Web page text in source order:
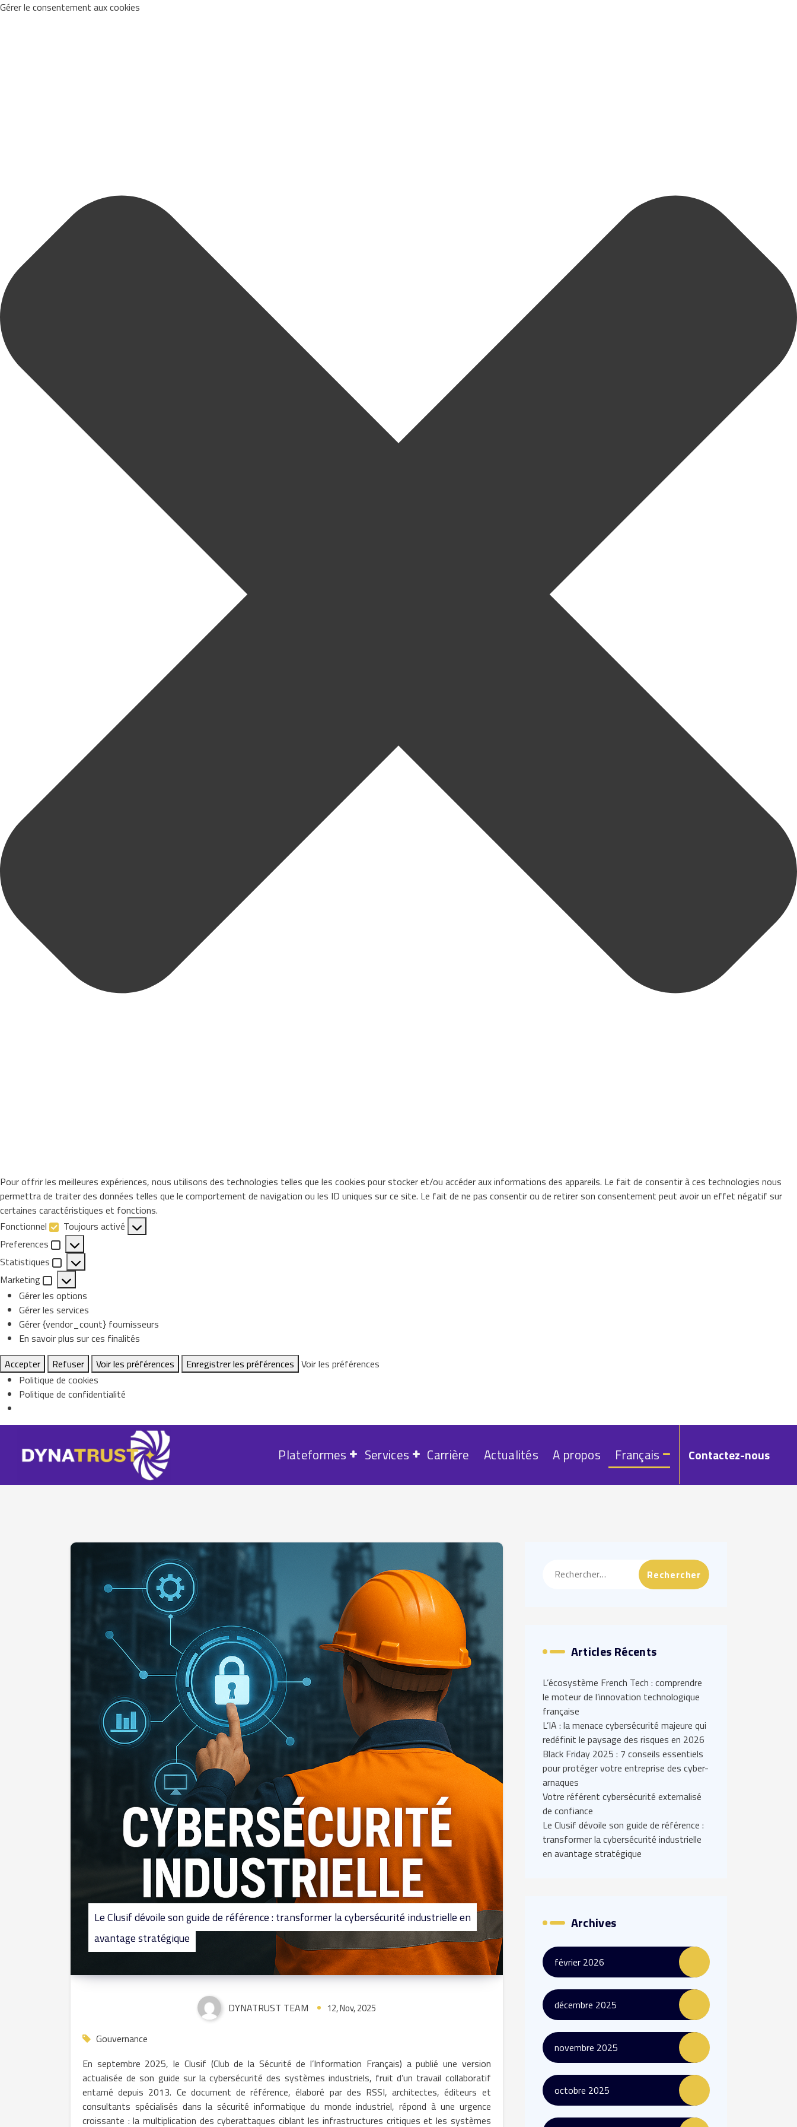
Gérer le consentement aux cookies
Pour offrir les meilleures expériences, nous utilisons des technologies telles que les cookies pour stocker et/ou accéder aux informations des appareils. Le fait de consentir à ces technologies nous
permettra de traiter des données telles que le comportement de navigation ou les ID uniques sur ce site. Le fait de ne pas consentir ou de retirer son consentement peut avoir un effet négatif sur
certaines caractéristiques et fonctions.
Fonctionnel
Fonctionnel
Toujours activé
Preferences
Preferences
Statistiques
Statistiques
Marketing
Marketing
Gérer les options
Gérer les services
Gérer {vendor_count} fournisseurs
En savoir plus sur ces finalités
Accepter
Refuser Voir les préférences Enregistrer les préférences Voir les préférences
Politique de cookies
Politique de confidentialité
content
Plateformes Services Carrière Actualités A propos Français Contactez-nous
Le Clusif dévoile son guide de référence : transformer la cybersécurité industrielle en
avantage stratégique
DYNATRUST TEAM 12, Nov, 2025
Gouvernance
En septembre 2025, le Clusif (Club de la Sécurité de l’Information Français) a publié une version
actualisée de son guide sur la cybersécurité des systèmes industriels, fruit d’un travail collaboratif
entamé depuis 2013. Ce document de référence, élaboré par des RSSI, architectes, éditeurs et
consultants spécialisés dans la sécurité informatique du monde industriel, répond à une urgence
croissante : la multiplication des cyberattaques ciblant les infrastructures critiques et les systèmes
Articles Récents
L’écosystème French Tech : comprendre
le moteur de l’innovation technologique
française
L’IA : la menace cybersécurité majeure qui
redéfinit le paysage des risques en 2026
Black Friday 2025 : 7 conseils essentiels
pour protéger votre entreprise des cyber-
arnaques
Votre référent cybersécurité externalisé
de confiance
Le Clusif dévoile son guide de référence :
transformer la cybersécurité industrielle
en avantage stratégique
Archives
février 2026
décembre 2025
novembre 2025
octobre 2025